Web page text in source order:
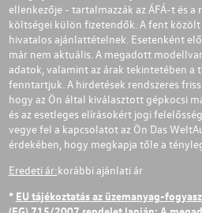
ellenkezője - tartalmazzák az ÁFÁ-t és a
költségei külön fizetendők. A fent
hivatalos ajánlattételnek. Esetenként
már nem aktuális. A megadott
adatok, valamint az árak tekintetében a
fenntartjuk. A hirdetések rendszeres
hogy az Ön által kiválasztott gépkocsi
és az esetleges elírásokért jogi
vegye fel a kapcsolatot az Ön Das
érdekében, hogy megkapja tőle a
Eredeti ár:korábbi ajánlati ár
* EU tájékoztatás az üzemanyag-